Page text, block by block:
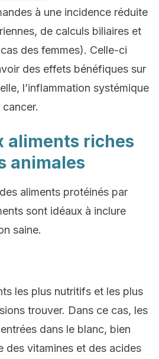
à une incidence réduite
de calculs biliaires et
des femmes). Celle-ci
des effets bénéfiques sur
l’inflammation systémique
aliments riches
animales
aliments protéinés par
sont idéaux à inclure
saine.
les plus nutritifs et les plus
trouver. Dans ce cas, les
dans le blanc, bien
des vitamines et des acides